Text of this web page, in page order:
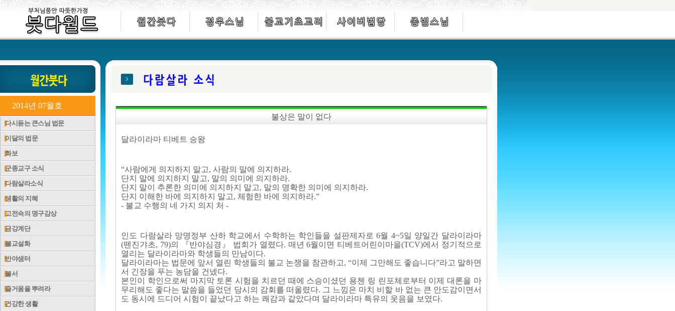
2014년 07월호
다시듣는 큰스님 법문
이달의 법문
화보
군종교구 소식
다람살라소식
생활의 지혜
고전속의 명구감상
금강계단
불교설화
반야샘터
불서
즐거움을 뿌려라
건강한 생활
불상은 말이 없다
달라이라마 티베트 승왕
“사람에게 의지하지 말고, 사람의 말에 의지하라.
단지 말에 의지하지 말고, 말의 의미에 의지하라.
단지 말이 추론한 의미에 의지하지 말고, 말의 명확한 의미에 의지하라.
단지 이해한 바에 의지하지 말고, 체험한 바에 의지하라.”
- 불교 수행의 네 가지 의지 처 -
인도 다람살라 망명정부 산하 학교에서 수학하는 학인들을 설판제자로 6월 4~5일 양일간 달라이라마
(뗀진갸초, 79)의 『반야심경』 법회가 열렸다. 매년 6월이면 티베트어린이마을(TCV)에서 정기적으로
열리는 달라이라마와 학생들의 만남이다.
달라이라마는 법문에 앞서 열린 학생들의 불교 논쟁을 참관하고, “이제 그만해도 좋습니다”라고 말하면
서 긴장을 푸는 농담을 건넸다.
본인이 학인으로써 마지막 토론 시험을 치르던 때에 스승이셨던 용첸 링 린포체로부터 이제 대론을 마
무리해도 좋다는 말씀을 들었던 당시의 감회를 떠올렸다. 그 느낌은 마치 비할 바 없는 큰 안도감이면서
도 동시에 드디어 시험이 끝났다고 하는 쾌감과 같았다며 달라이라마 특유의 웃음을 보였다.